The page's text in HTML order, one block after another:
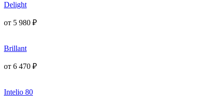
Delight
от 5 980 ₽
Brillant
от 6 470 ₽
Intelio 80